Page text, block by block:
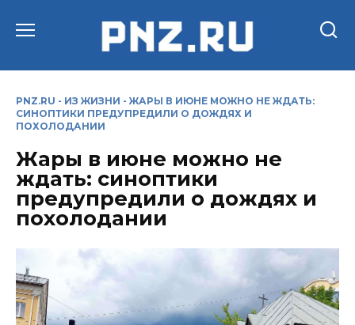
PNZ.RU - ИЗ ЖИЗНИ - ЖАРЫ В ИЮНЕ МОЖНО НЕ ЖДАТЬ:
СИНОПТИКИ ПРЕДУПРЕДИЛИ О ДОЖДЯХ И
ПОХОЛОДАНИИ
Жары в июне можно не
ждать: синоптики
предупредили о дождях и
похолодании